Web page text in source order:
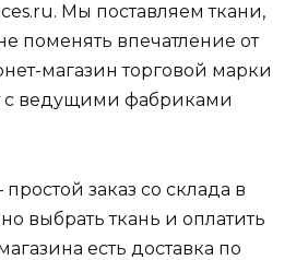
Мы поставляем ткани,
поменять впечатление от
магазин торговой марки
с ведущими фабриками
заказ со склада в
выбрать ткань и оплатить
есть доставка по